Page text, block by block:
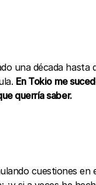
una década
En Tokio me
querría saber.
cuestiones